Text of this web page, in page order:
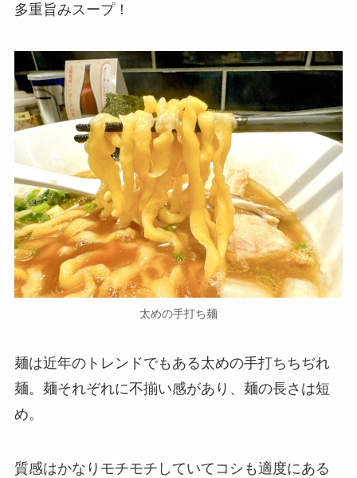
多重旨みスープ！
太めの手打ち麺
麺は近年のトレンドでもある太めの手打ちちぢれ
麺。麺それぞれに不揃い感があり、麺の長さは短
め。
質感はかなりモチモチしていてコシも適度にある